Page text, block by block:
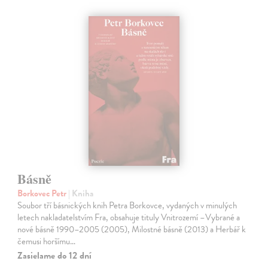
Básně
Borkovec Petr| Kniha
Soubor tří básnických knih Petra Borkovce, vydaných v minulých
letech nakladatelstvím Fra, obsahuje tituly Vnitrozemí –Vybrané a
nové básně 1990–2005 (2005), Milostné básně (2013) a Herbář k
čemusi horšímu…
Zasielame do 12 dní